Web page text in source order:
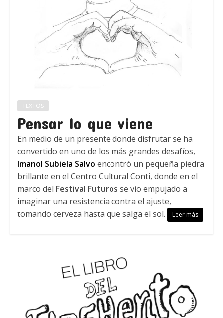
TEXTOS
Pensar lo que viene
En medio de un presente donde disfrutar se ha
convertido en uno de los más grandes desafíos,
Imanol Subiela Salvo encontró un pequeña piedra
brillante en el Centro Cultural Conti, donde en el
marco del Festival Futuros se vio empujado a
imaginar una resistencia contra el ajuste,
tomando cerveza hasta que salga el sol.
Leer más